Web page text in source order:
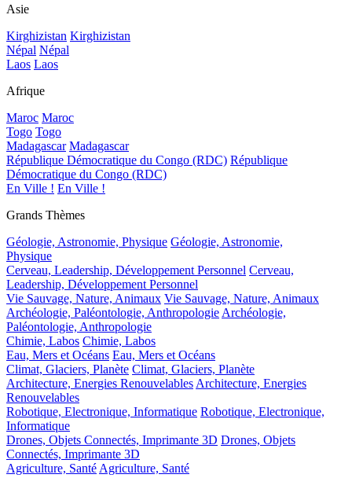
Asie
Kirghizistan Kirghizistan
Népal Népal
Laos Laos
Afrique
Maroc Maroc
Togo Togo
Madagascar Madagascar
République Démocratique du Congo (RDC) République
Démocratique du Congo (RDC)
En Ville ! En Ville !
Grands Thèmes
Géologie, Astronomie, Physique Géologie, Astronomie,
Physique
Cerveau, Leadership, Développement Personnel Cerveau,
Leadership, Développement Personnel
Vie Sauvage, Nature, Animaux Vie Sauvage, Nature, Animaux
Archéologie, Paléontologie, Anthropologie Archéologie,
Paléontologie, Anthropologie
Chimie, Labos Chimie, Labos
Eau, Mers et Océans Eau, Mers et Océans
Climat, Glaciers, Planète Climat, Glaciers, Planète
Architecture, Energies Renouvelables Architecture, Energies
Renouvelables
Robotique, Electronique, Informatique Robotique, Electronique,
Informatique
Drones, Objets Connectés, Imprimante 3D Drones, Objets
Connectés, Imprimante 3D
Agriculture, Santé Agriculture, Santé